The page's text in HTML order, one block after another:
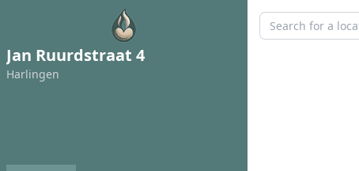
Jan Ruurdstraat 4
Harlingen